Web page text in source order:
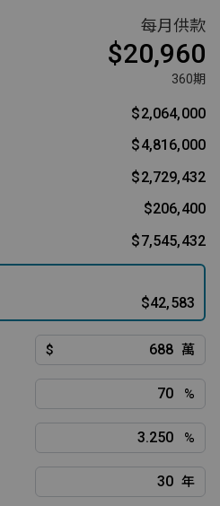
每月供款
$20,960
360期
$2,064,000
$4,816,000
$2,729,432
$206,400
$7,545,432
$42,583
$ 萬
%
%
年